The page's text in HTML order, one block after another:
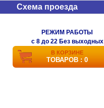
Схема проезда
РЕЖИМ РАБОТЫ
c 8 до 22 Без выходных
В КОРЗИНЕ
ТОВАРОВ : 0